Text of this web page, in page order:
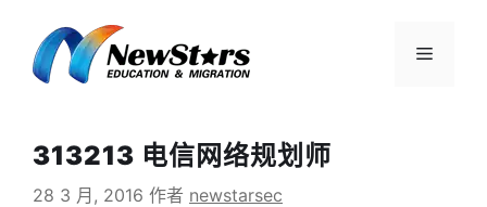
菜
313213 电信网络规划师
28 3 月, 2016 作者 newstarsec